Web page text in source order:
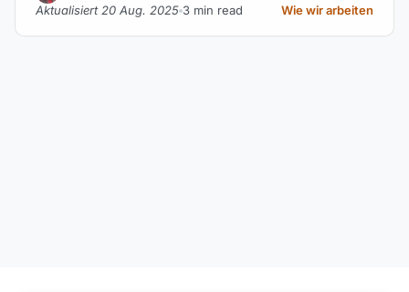
Aktualisiert 20 Aug. 2025 3 min read Wie wir arbeiten